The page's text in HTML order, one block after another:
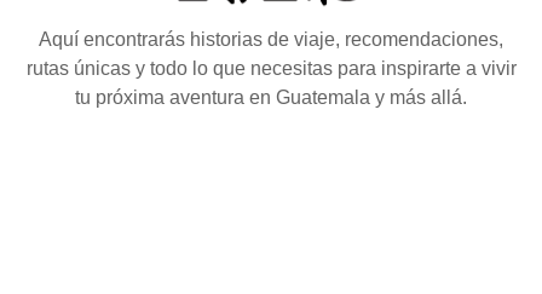
Aquí encontrarás historias de viaje, recomendaciones,
rutas únicas y todo lo que necesitas para inspirarte a vivir
tu próxima aventura en Guatemala y más allá.